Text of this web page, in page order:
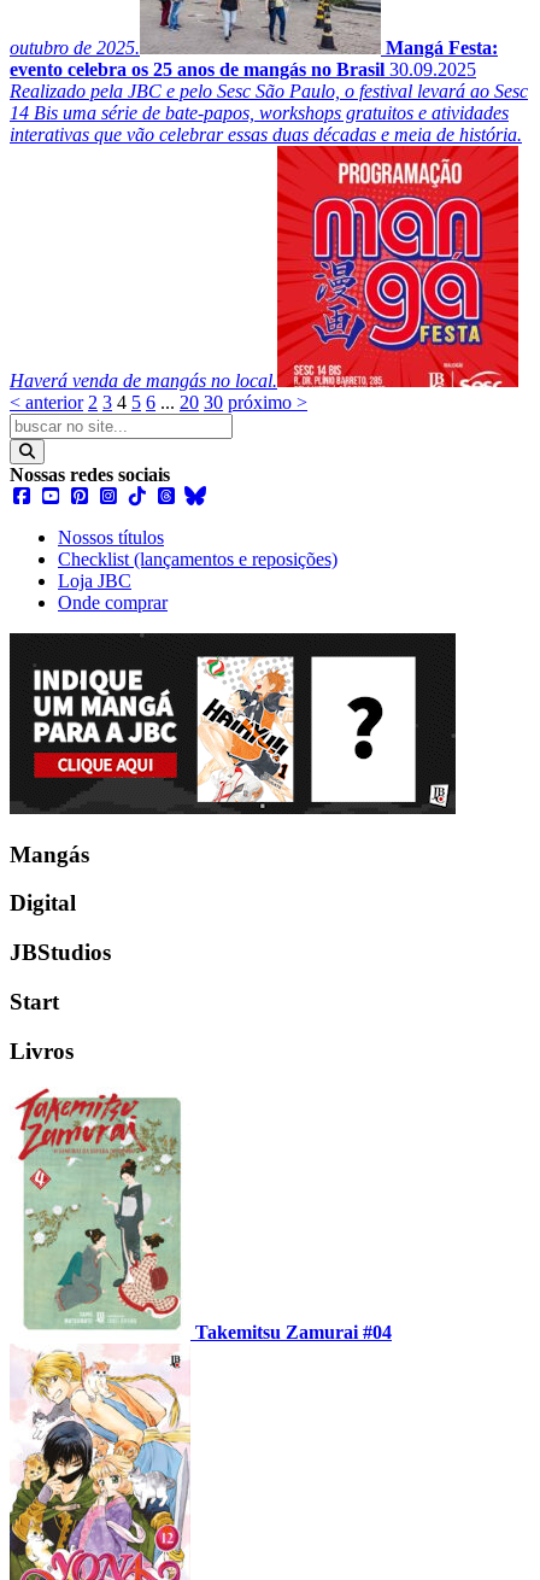
outubro de 2025.
Mangá Festa:
evento celebra os 25 anos de mangás no Brasil 30.09.2025
Realizado pela JBC e pelo Sesc São Paulo, o festival levará ao Sesc
14 Bis uma série de bate-papos, workshops gratuitos e atividades
interativas que vão celebrar essas duas décadas e meia de história.
Haverá venda de mangás no local.
< anterior 2 3 4 5 6 ... 20 30 próximo >
Nossas redes sociais
Nossos títulos
Checklist (lançamentos e reposições)
Loja JBC
Onde comprar
Mangás
Digital
JBStudios
Start
Livros
Takemitsu Zamurai #04